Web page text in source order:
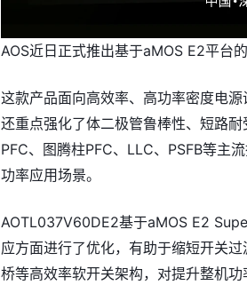
AOS近日正式推出基于aMOS E2平台
这款产品面向高效率、高功率密度电
还重点强化了体二极管鲁棒性、短路
PFC、图腾柱PFC、LLC、PSFB等主
功率应用场景。
AOTL037V60DE2基于aMOS E2
应方面进行了优化，有助于缩短开关
桥等高效率软开关架构，对提升整机功